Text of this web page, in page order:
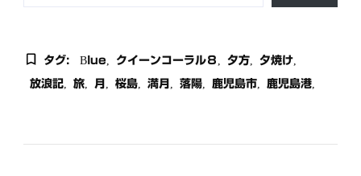
タグ: Blue クイーンコーラル８ 夕方 夕焼け
放浪記 旅 月 桜島 満月 落陽 鹿児島市 鹿児島港